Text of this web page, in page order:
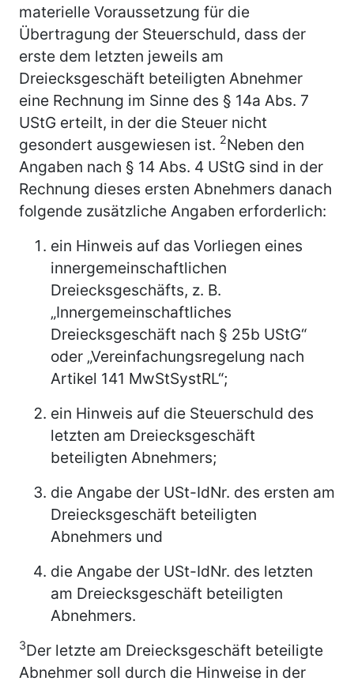
materielle Voraussetzung für die
Übertragung der Steuerschuld, dass der
erste dem letzten jeweils am
Dreiecksgeschäft beteiligten Abnehmer
eine Rechnung im Sinne des § 14a Abs. 7
UStG erteilt, in der die Steuer nicht
gesondert ausgewiesen ist. 2Neben den
Angaben nach § 14 Abs. 4 UStG sind in der
Rechnung dieses ersten Abnehmers danach
folgende zusätzliche Angaben erforderlich:
ein Hinweis auf das Vorliegen eines
innergemeinschaftlichen
Dreiecksgeschäfts, z. B.
„Innergemeinschaftliches
Dreiecksgeschäft nach § 25b UStG“
oder „Vereinfachungsregelung nach
Artikel 141 MwStSystRL“;
ein Hinweis auf die Steuerschuld des
letzten am Dreiecksgeschäft
beteiligten Abnehmers;
die Angabe der USt-IdNr. des ersten am
Dreiecksgeschäft beteiligten
Abnehmers und
die Angabe der USt-IdNr. des letzten
am Dreiecksgeschäft beteiligten
Abnehmers.
3Der letzte am Dreiecksgeschäft beteiligte
Abnehmer soll durch die Hinweise in der